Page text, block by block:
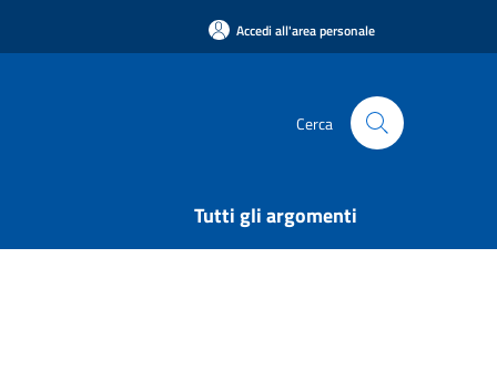
Accedi all'area personale
Cerca
Tutti gli argomenti